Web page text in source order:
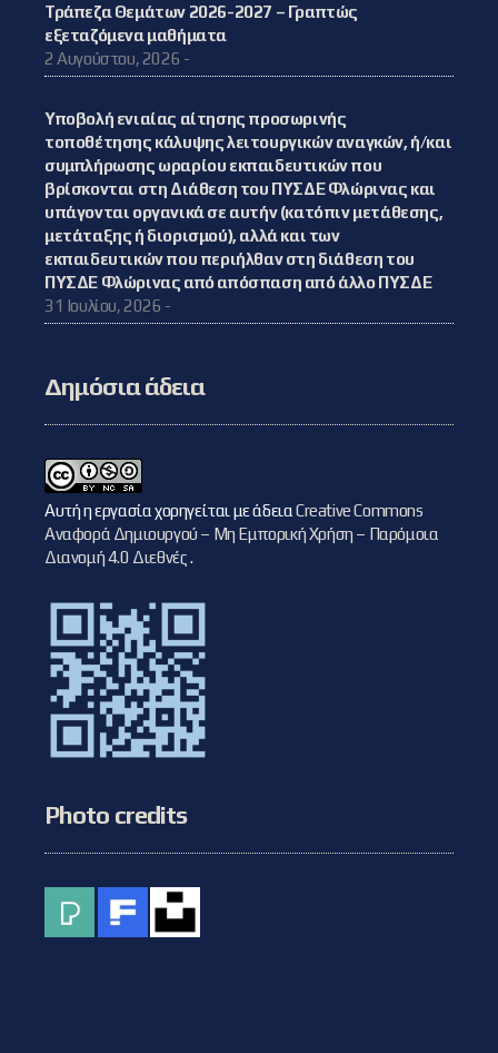
Τράπεζα Θεμάτων 2026-2027 – Γραπτώς
εξεταζόμενα μαθήματα
2 Αυγούστου, 2026 -
Υποβολή ενιαίας αίτησης προσωρινής
τοποθέτησης κάλυψης λειτουργικών αναγκών, ή/και
συμπλήρωσης ωραρίου εκπαιδευτικών που
βρίσκονται στη Διάθεση του ΠΥΣΔΕ Φλώρινας και
υπάγονται οργανικά σε αυτήν (κατόπιν μετάθεσης,
μετάταξης ή διορισμού), αλλά και των
εκπαιδευτικών που περιήλθαν στη διάθεση του
ΠΥΣΔΕ Φλώρινας από απόσπαση από άλλο ΠΥΣΔΕ
31 Ιουλίου, 2026 -
Δημόσια άδεια
Αυτή η εργασία χορηγείται με άδειαCreative Commons
Αναφορά Δημιουργού – Μη Εμπορική Χρήση – Παρόμοια
Διανομή 4.0 Διεθνές.
Photo credits